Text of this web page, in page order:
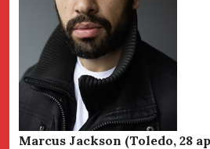
Marcus Jackson (Toledo, 28